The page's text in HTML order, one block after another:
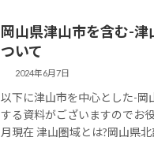
岡山県津山市を含む-
ついて
2024年6月7日
以下に津山市を中心とした-岡
する資料がございますのでお
月現在 津山圏域とは?岡山県